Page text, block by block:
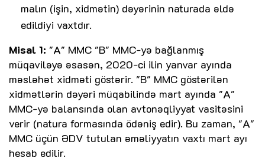
malın (işin, xidmətin) dəyərinin naturada əldə
edildiyi vaxtdır.
Misal 1: "A" MMC "B" MMC-yə bağlanmış
müqaviləyə əsasən, 2020-ci ilin yanvar ayında
məsləhət xidməti göstərir. "B" MMC göstərilən
xidmətlərin dəyəri müqabilində mart ayında "A"
MMC-yə balansında olan avtonəqliyyat vasitəsini
verir (natura formasında ödəniş edir). Bu zaman, "A"
MMC üçün ƏDV tutulan əməliyyatın vaxtı mart ayı
hesab edilir.